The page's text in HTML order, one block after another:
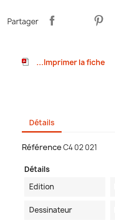
Partager
...Imprimer la fiche
Détails
RéférenceC4 02 021
Détails
Edition
Dessinateur